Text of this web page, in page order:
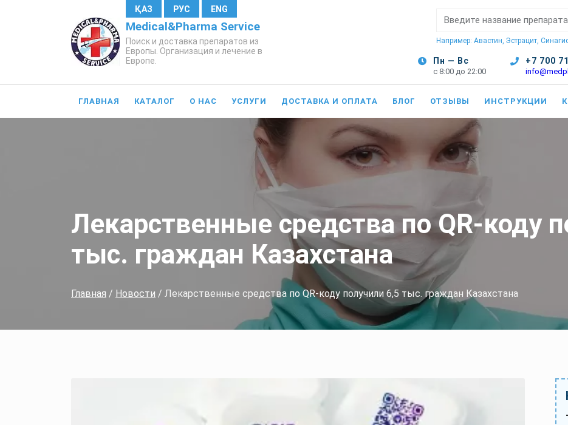
ҚАЗ РУС ENG
Medical&Pharma Service
Поиск и доставка препаратов из
Европы. Организация и лечение в
Европе.
Поиск:
Например: Авастин, Эстрацит,
Пн — Вс
с 8:00 до 22:00
+7 700
ГЛАВНАЯ КАТАЛОГ О НАС УСЛУГИ ДОСТАВКА И ОПЛАТА БЛОГ ОТЗЫВЫ ИНСТРУКЦИИ
Лекарственные средства по QR-коду
тыс. граждан Казахстана
Главная / Новости / Лекарственные средства по QR-коду получили 6,5 тыс. граждан Казахстана